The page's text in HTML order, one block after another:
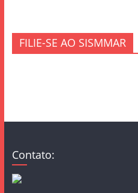
FILIE-SE AO SISMMAR
Contato: